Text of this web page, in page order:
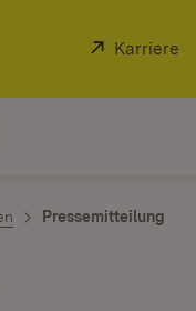
Extern:
Karriere
Pressemitteilung